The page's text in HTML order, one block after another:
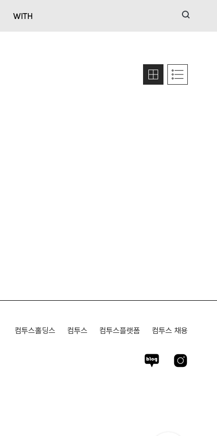
WITH 검색
컴투스홀딩스 컴투스 컴투스플랫폼 컴투스 채용